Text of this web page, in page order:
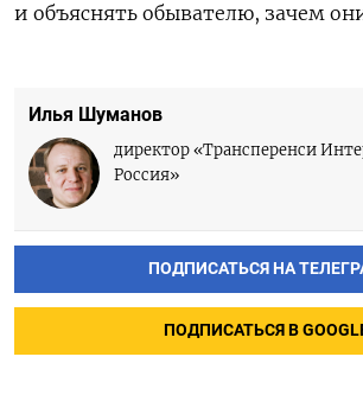
и объяснять обывателю, зачем
Илья Шуманов
директор «Трансперенси
Россия»
ПОДПИСАТЬСЯ НА
ПОДПИСАТЬСЯ В